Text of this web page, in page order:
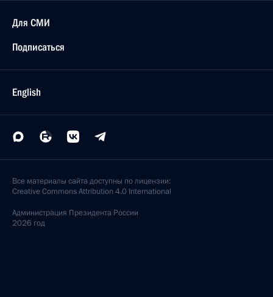
Для СМИ
Подписаться
English
Все материалы сайта доступны по лицензии:
Creative Commons Attribution 4.0 International
Администрация Президента России
2026 год